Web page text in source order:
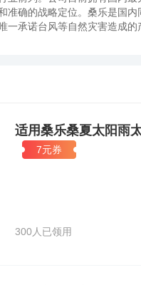
准确的战略定位。桑乐是国
一承诺台风等自然灾害造成
乐数字化太阳能公司（浙江
一直致力于建立一个平等、
的，桑乐也会像太阳一样每
适用桑乐桑夏太阳雨
7元券
300人已领用